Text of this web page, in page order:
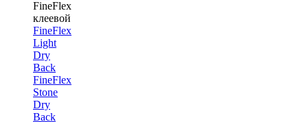
FineFlex
клеевой
FineFlex
Light
Dry
Back
FineFlex
Stone
Dry
Back